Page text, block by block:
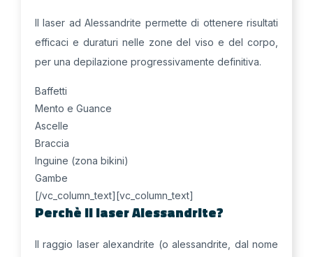
Il laser ad Alessandrite permette di ottenere risultati
efficaci e duraturi nelle zone del viso e del corpo,
per una depilazione progressivamente definitiva.
Baffetti
Mento e Guance
Ascelle
Braccia
Inguine (zona bikini)
Gambe
[/vc_column_text][vc_column_text]
Perchè il laser Alessandrite?
Il raggio laser alexandrite (o alessandrite, dal nome